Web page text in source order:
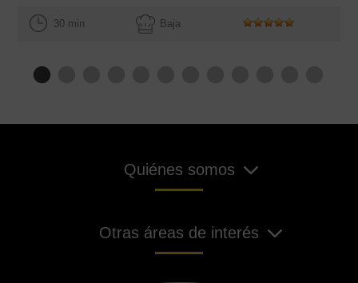
30 min Baja
Quiénes somos
Otras áreas de interés